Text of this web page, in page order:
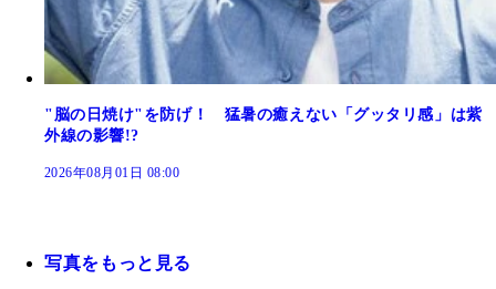
"脳の日焼け"を防げ！ 猛暑の癒えない「グッタリ感」は紫
外線の影響!?
2026年08月01日 08:00
写真をもっと見る